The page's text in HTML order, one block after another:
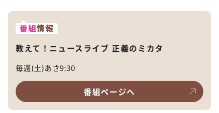
番組情報
教えて！ニュースライブ 正義のミカタ
毎週(土)あさ9:30
番組ページへ